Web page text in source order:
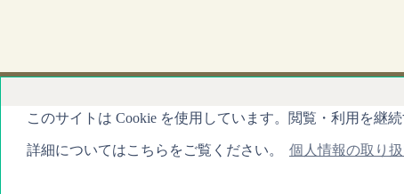
このサイトは Cookie を使用しています。閲覧・利用を継
詳細についてはこちらをご覧ください。 個人情報の取り